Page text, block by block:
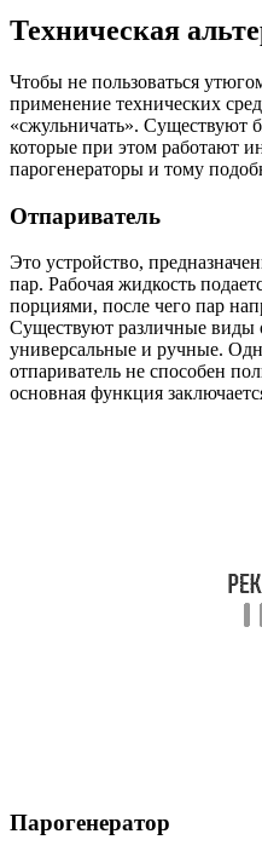
Техническая
Чтобы не пользоваться
применение технических
«сжульничать». Существуют
которые при этом работают
парогенераторы и тому
Отпариватель
Это устройство,
пар. Рабочая жидкость
порциями, после чего пар
Существуют различные виды
универсальные и ручные.
отпариватель не способен
основная функция
Парогенератор